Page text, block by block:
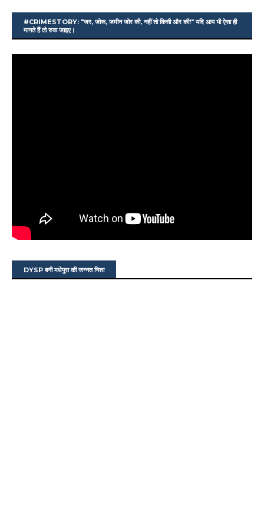
#CRIMESTORY: "जर, जोरू, जमीन जोर की, नहीं तो किसी और की!" यदि आप भी ऐसा ही
मानते हैं तो रुक जाइए।
DYSP बनी मधेपुरा की जन्नत निशा